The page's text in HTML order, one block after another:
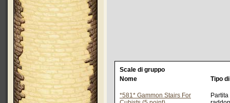
Scale di gruppo
Nome
Tipo
*581* Gammon Stairs For